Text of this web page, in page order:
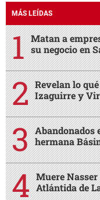
MÁS LEÍDAS
Matan a
su negocio en
Revelan lo
Izaguirre y
Abandonados
hermana
Muere
Atlántida de